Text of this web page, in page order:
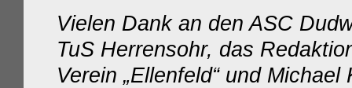
Vielen Dank an den ASC
TuS Herrensohr, das
Verein „Ellenfeld“ und